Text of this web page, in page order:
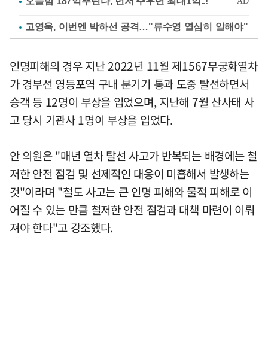
고영욱, 이번엔 박하선 공격…"류수영 열심히 일해야"
인명피해의 경우 지난 2022년 11월 제1567무궁화열차
가 경부선 영등포역 구내 분기기 통과 도중 탈선하면서
승객 등 12명이 부상을 입었으며, 지난해 7월 산사태 사
고 당시 기관사 1명이 부상을 입었다.
안 의원은 "매년 열차 탈선 사고가 반복되는 배경에는 철
저한 안전 점검 및 선제적인 대응이 미흡해서 발생하는
것"이라며 "철도 사고는 큰 인명 피해와 물적 피해로 이
어질 수 있는 만큼 철저한 안전 점검과 대책 마련이 이뤄
져야 한다"고 강조했다.